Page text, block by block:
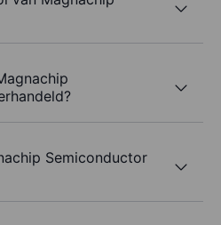
Semiconductor